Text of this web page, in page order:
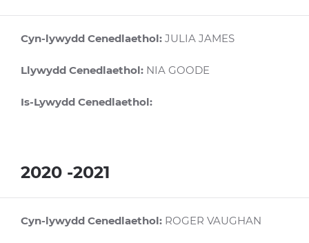
Cyn-lywydd Cenedlaethol: JULIA JAMES
Llywydd Cenedlaethol: NIA GOODE
Is-Lywydd Cenedlaethol:
2020 -2021
Cyn-lywydd Cenedlaethol: ROGER VAUGHAN